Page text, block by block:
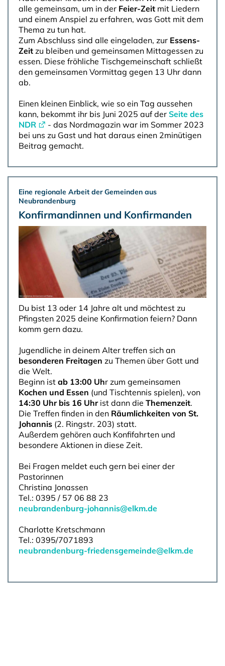
alle gemeinsam, um in der Feier-Zeit mit Liedern
und einem Anspiel zu erfahren, was Gott mit dem
Thema zu tun hat.
Zum Abschluss sind alle eingeladen, zur Essens-
Zeit zu bleiben und gemeinsamen Mittagessen zu
essen. Diese fröhliche Tischgemeinschaft schließt
den gemeinsamen Vormittag gegen 13 Uhr dann
ab.
Einen kleinen Einblick, wie so ein Tag aussehen
kann, bekommt ihr bis Juni 2025 auf der Seite des
NDR
- das Nordmagazin war im Sommer 2023
bei uns zu Gast und hat daraus einen 2minütigen
Beitrag gemacht.
Eine regionale Arbeit der Gemeinden aus
Neubrandenburg
Konfirmandinnen und Konfirmanden
Du bist 13 oder 14 Jahre alt und möchtest zu
Pfingsten 2025 deine Konfirmation feiern? Dann
komm gern dazu.
Jugendliche in deinem Alter treffen sich an
besonderen Freitagen zu Themen über Gott und
die Welt.
Beginn ist ab 13:00 Uhr zum gemeinsamen
Kochen und Essen (und Tischtennis spielen), von
14:30 Uhr bis 16 Uhrist dann die Themenzeit.
Die Treffen finden in den Räumlichkeiten von St.
Johannis (2. Ringstr. 203) statt.
Außerdem gehören auch Konfifahrten und
besondere Aktionen in diese Zeit.
Bei Fragen meldet euch gern bei einer der
Pastorinnen
Christina Jonassen
Tel.: 0395 / 57 06 88 23
neubrandenburg-johannis@elkm.de
Charlotte Kretschmann
Tel.: 0395/7071893
neubrandenburg-friedensgemeinde@elkm.de